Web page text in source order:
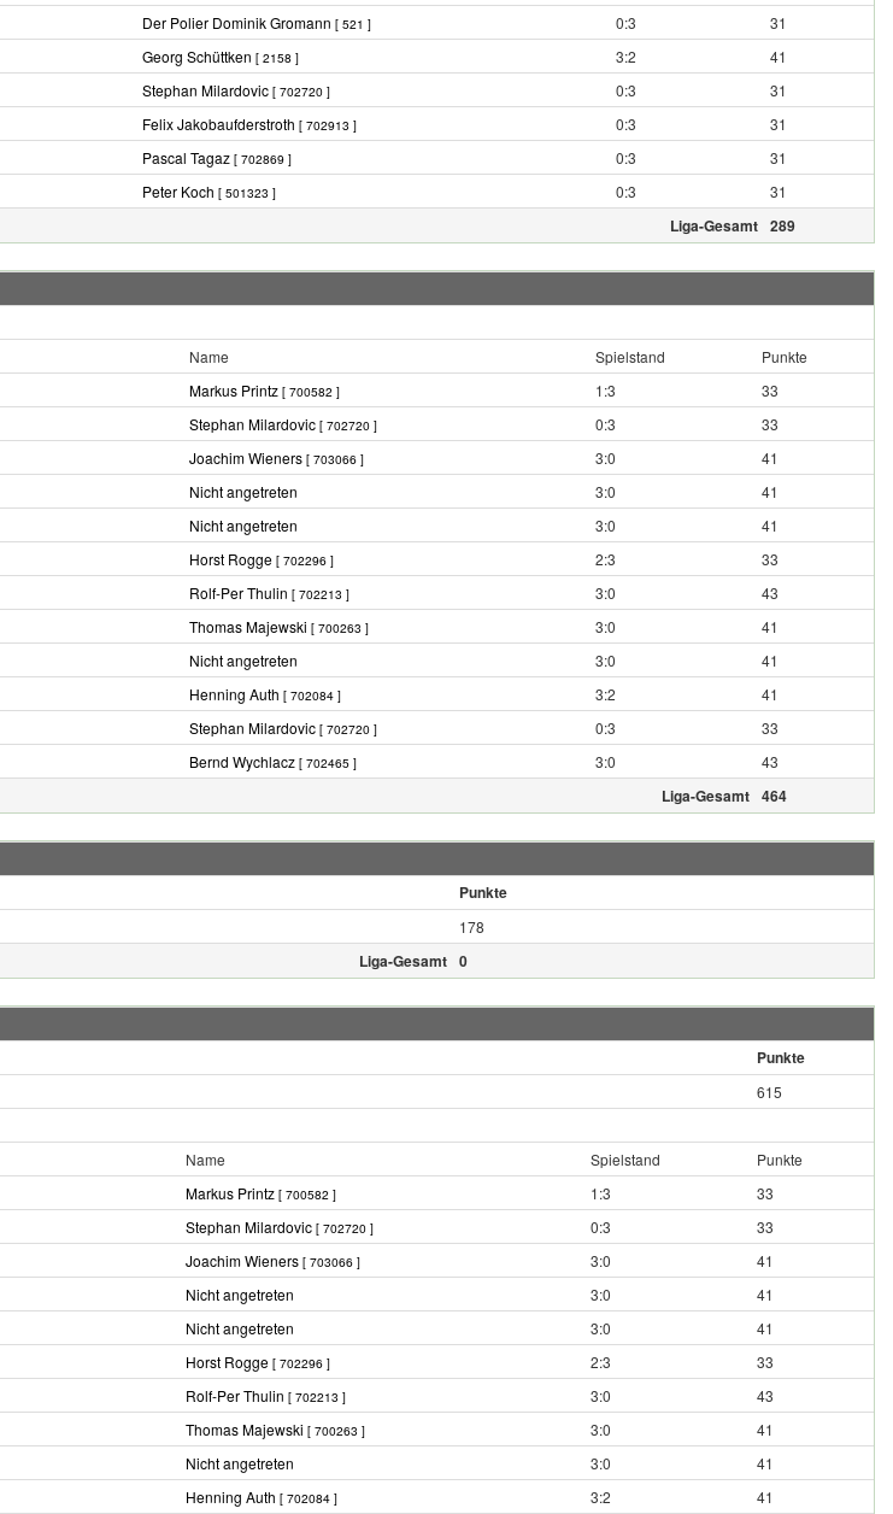
Der Polier Dominik Gromann [ 521 ] 0:3
31
Georg Schüttken [ 2158 ] 3:2
41
Stephan Milardovic [ 702720 ] 0:3
31
Felix Jakobaufderstroth [ 702913 ] 0:3
31
Pascal Tagaz [ 702869 ] 0:3
31
Peter Koch [ 501323 ] 0:3 31
Liga-Gesamt 289
Name Spielstand
Punkte
Markus Printz [ 700582 ] 1:3
33
Stephan Milardovic [ 702720 ] 0:3
33
Joachim Wieners [ 703066 ] 3:0
41
Nicht angetreten 3:0
41
Nicht angetreten 3:0
41
Horst Rogge [ 702296 ] 2:3
33
Rolf-Per Thulin [ 702213 ] 3:0
43
Thomas Majewski [ 700263 ] 3:0
41
Nicht angetreten 3:0
41
Henning Auth [ 702084 ] 3:2
41
Stephan Milardovic [ 702720 ] 0:3
33
Bernd Wychlacz [ 702465 ] 3:0 43
Liga-Gesamt 464
Punkte
178
Liga-Gesamt 0
Punkte
615
Name Spielstand
Punkte
Markus Printz [ 700582 ] 1:3
33
Stephan Milardovic [ 702720 ] 0:3
33
Joachim Wieners [ 703066 ] 3:0
41
Nicht angetreten 3:0
41
Nicht angetreten 3:0
41
Horst Rogge [ 702296 ] 2:3
33
Rolf-Per Thulin [ 702213 ] 3:0
43
Thomas Majewski [ 700263 ] 3:0
41
Nicht angetreten 3:0
41
Henning Auth [ 702084 ] 3:2 41